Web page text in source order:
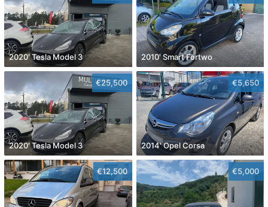
2020' Tesla Model 3 2010' Smart Fortwo
€25,500
2020' Tesla Model 3
€5,650
2014' Opel Corsa
€12,500 €5,000